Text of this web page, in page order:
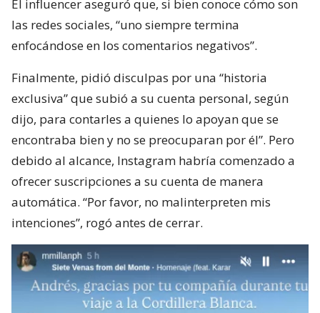
El influencer aseguró que, si bien conoce cómo son
las redes sociales, “uno siempre termina
enfocándose en los comentarios negativos”.
Finalmente, pidió disculpas por una “historia
exclusiva” que subió a su cuenta personal, según
dijo, para contarles a quienes lo apoyan que se
encontraba bien y no se preocuparan por él”. Pero
debido al alcance, Instagram habría comenzado a
ofrecer suscripciones a su cuenta de manera
automática. “Por favor, no malinterpreten mis
intenciones”, rogó antes de cerrar.